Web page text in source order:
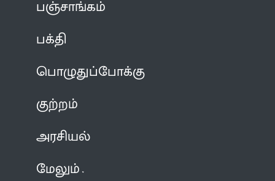
பஞ்சாங்கம்
பக்தி
பொழுதுப்போக்கு
குற்றம்
அரசியல்
மேலும்